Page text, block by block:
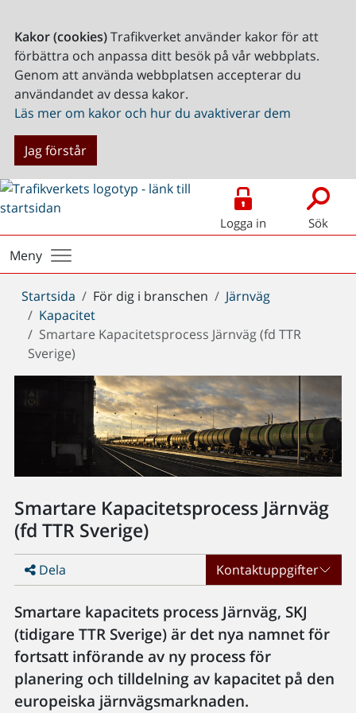
Kakor (cookies)Trafikverket använder kakor för att
förbättra och anpassa ditt besök på vår webbplats.
Genom att använda webbplatsen accepterar du
användandet av dessa kakor.
Läs mer om kakor och hur du avaktiverar dem
Jag förstår
Logga in Sök
Meny
Du
är
här:
Startsida För dig i branschen
Järnväg
Kapacitet
Smartare Kapacitetsprocess Järnväg (fd TTR
Sverige)
Smartare Kapacitetsprocess Järnväg
(fd TTR Sverige)
Dela Kontaktuppgifter
Smartare kapacitets process Järnväg, SKJ
(tidigare TTR Sverige) är det nya namnet för
fortsatt införande av ny process för
planering och tilldelning av kapacitet på den
europeiska järnvägsmarknaden.